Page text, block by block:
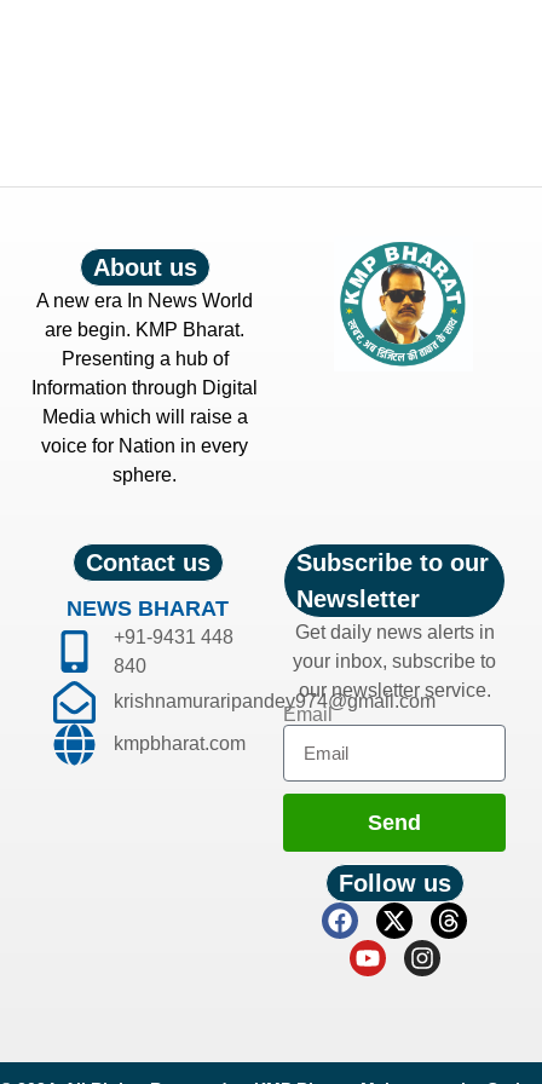
About us
A new era In News World
are begin. KMP Bharat.
Presenting a hub of
Information through Digital
Media which will raise a
voice for Nation in every
sphere.
Contact us
NEWS BHARAT
+91-9431 448
840
krishnamuraripandey974@gmail.com
kmpbharat.com
Subscribe to our
Newsletter
Get daily news alerts in
your inbox, subscribe to
our newsletter service.
Email
Send
Follow us